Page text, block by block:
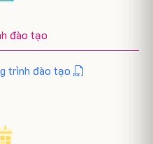
đào tạo
trình đào tạo